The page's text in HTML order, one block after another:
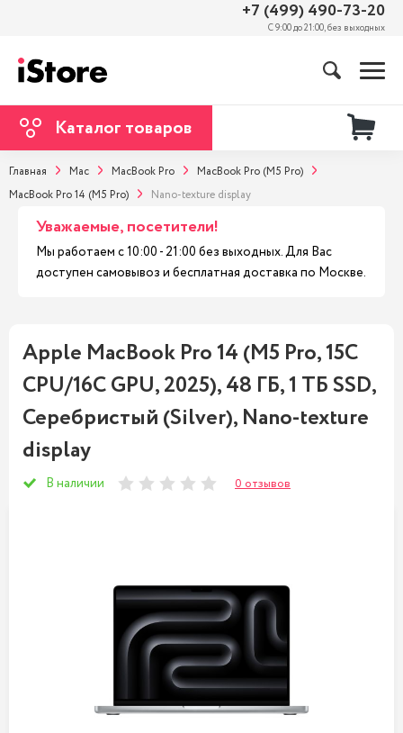
+7 (499) 490-73-20
С 9:00 до 21:00, без выходных
Каталог товаров
Главная Mac MacBook Pro
MacBook Pro (M5 Pro)
MacBook Pro 14 (M5 Pro)
Nano-texture display
Уважаемые, посетители!
Мы работаем с 10:00 - 21:00 без выходных. Для Вас
доступен самовывоз и бесплатная доставка по Москве.
Apple MacBook Pro 14 (M5 Pro, 15C
CPU/16C GPU, 2025), 48 ГБ, 1 ТБ SSD,
Серебристый (Silver), Nano-texture
display
В наличии 0 отзывов